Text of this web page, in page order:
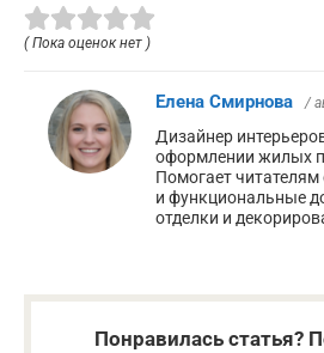
( Пока оценок нет )
Елена Смирнова /
Дизайнер
оформлении жилых
Помогает
и функциональные
отделки и
Понравилась статья?